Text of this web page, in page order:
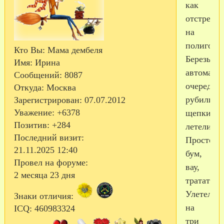
Кто Вы: Мама дембеля
Имя: Ирина
Сообщений: 8087
Откуда: Москва
Зарегистрирован: 07.07.2012
Уважение: +6378
Позитив: +284
Последний визит:
21.11.2025 12:40
Провел на форуме:
2 месяца 23 дня
Знаки отличия:
ICQ: 460983324
как
на
полигоне.
Березы
рубили,
щепки
летели.
Просто,
бум,
вау,
Улетела
на
три